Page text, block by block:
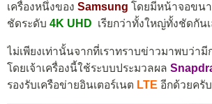
เครื่องหนึ่งของ Samsung โดยมีหน้าจอขน
ชัดระดับ 4K UHD เรียกว่าทั้งใหญ่ทั้งชัดกัน
ไม่เพียงเท่านั้นจากที่เราทราบข่าวมาพบว่ามี
โดยเจ้าเครื่องนี้ใช้ระบบประมวลผล
รองรับเครือข่ายอินเตอร์เนต LTE อีกด้วยครับ